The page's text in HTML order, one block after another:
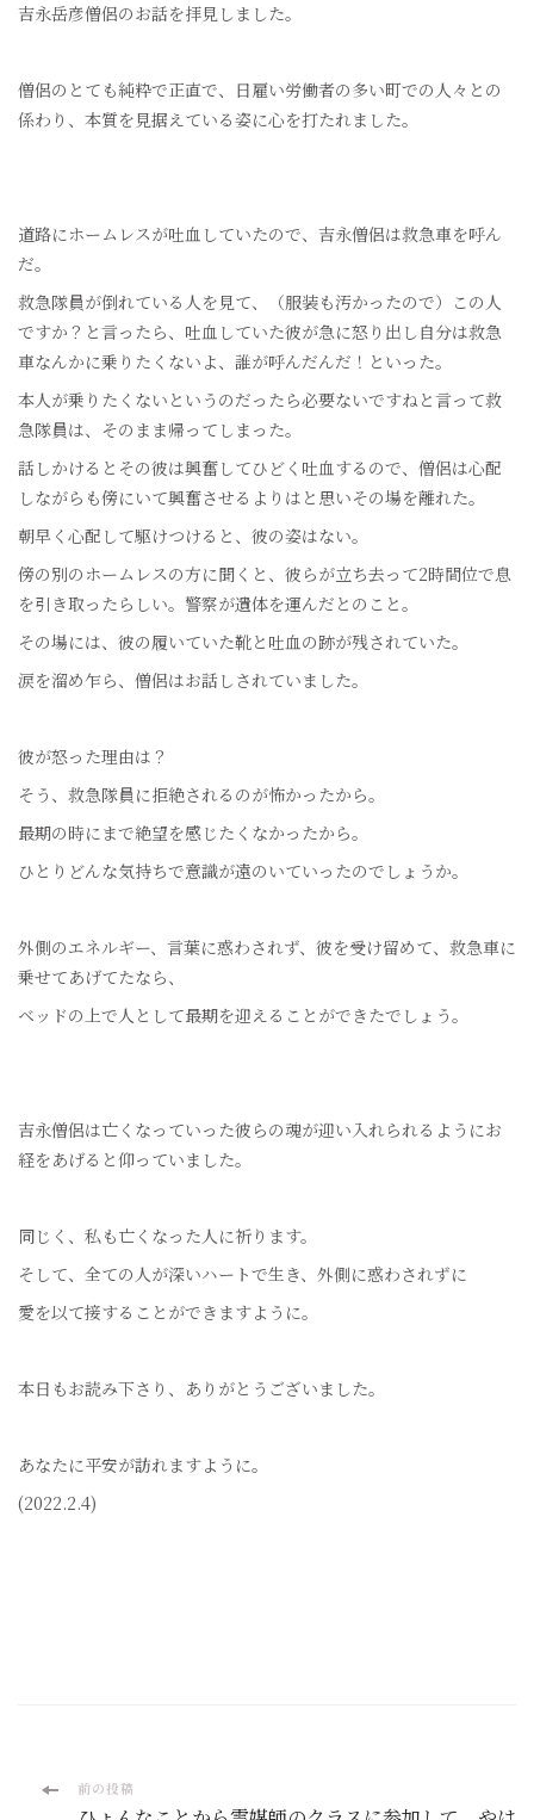
吉永岳彦僧侶のお話を拝見しました。
僧侶のとても純粋で正直で、日雇い労働者の多い町での人々との
係わり、本質を見据えている姿に心を打たれました。
道路にホームレスが吐血していたので、吉永僧侶は救急車を呼ん
だ。
救急隊員が倒れている人を見て、（服装も汚かったので）この人
ですか？と言ったら、吐血していた彼が急に怒り出し自分は救急
車なんかに乗りたくないよ、誰が呼んだんだ！といった。
本人が乗りたくないというのだったら必要ないですねと言って救
急隊員は、そのまま帰ってしまった。
話しかけるとその彼は興奮してひどく吐血するので、僧侶は心配
しながらも傍にいて興奮させるよりはと思いその場を離れた。
朝早く心配して駆けつけると、彼の姿はない。
傍の別のホームレスの方に聞くと、彼らが立ち去って2時間位で息
を引き取ったらしい。警察が遺体を運んだとのこと。
その場には、彼の履いていた靴と吐血の跡が残されていた。
涙を溜め乍ら、僧侶はお話しされていました。
彼が怒った理由は？
そう、救急隊員に拒絶されるのが怖かったから。
最期の時にまで絶望を感じたくなかったから。
ひとりどんな気持ちで意識が遠のいていったのでしょうか。
外側のエネルギー、言葉に惑わされず、彼を受け留めて、救急車に
乗せてあげてたなら、
ベッドの上で人として最期を迎えることができたでしょう。
吉永僧侶は亡くなっていった彼らの魂が迎い入れられるようにお
経をあげると仰っていました。
同じく、私も亡くなった人に祈ります。
そして、全ての人が深いハートで生き、外側に惑わされずに
愛を以て接することができますように。
本日もお読み下さり、ありがとうございました。
あなたに平安が訪れますように。
(2022.2.4)
投 前の投稿